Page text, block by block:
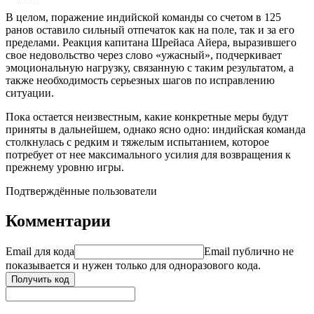
В целом, поражение индийской команды со счетом в 125
ранов оставило сильный отпечаток как на поле, так и за его
пределами. Реакция капитана Шрейаса Айера, выразившего
свое недовольство через слово «ужасный», подчеркивает
эмоциональную нагрузку, связанную с таким результатом, а
также необходимость серьезных шагов по исправлению
ситуации.
Пока остается неизвестным, какие конкретные меры будут
приняты в дальнейшем, однако ясно одно: индийская команда
столкнулась с редким и тяжелым испытанием, которое
потребует от нее максимального усилия для возвращения к
прежнему уровню игры.
Подтверждённые пользователи
Комментарии
Email для кода
Email публично не
показывается и нужен только для одноразового кода.
Получить код